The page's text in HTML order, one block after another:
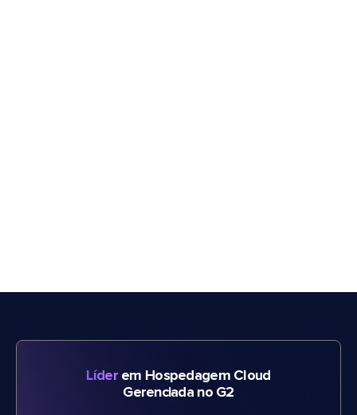
Líderem Hospedagem Cloud
Gerenciada no G2